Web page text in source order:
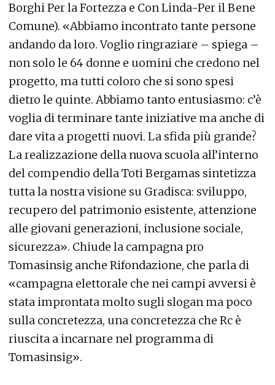
Borghi Per la Fortezza e Con Linda-Per il Bene
Comune). «Abbiamo incontrato tante persone
andando da loro. Voglio ringraziare – spiega –
non solo le 64 donne e uomini che credono nel
progetto, ma tutti coloro che si sono spesi
dietro le quinte. Abbiamo tanto entusiasmo: c’è
voglia di terminare tante iniziative ma anche di
dare vita a progetti nuovi. La sfida più grande?
La realizzazione della nuova scuola all’interno
del compendio della Toti Bergamas sintetizza
tutta la nostra visione su Gradisca: sviluppo,
recupero del patrimonio esistente, attenzione
alle giovani generazioni, inclusione sociale,
sicurezza». Chiude la campagna pro
Tomasinsig anche Rifondazione, che parla di
«campagna elettorale che nei campi avversi è
stata improntata molto sugli slogan ma poco
sulla concretezza, una concretezza che Rc è
riuscita a incarnare nel programma di
Tomasinsig».